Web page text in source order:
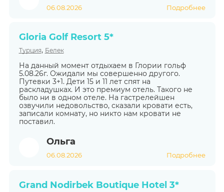
06.08.2026 Подробнее
Gloria Golf Resort 5*
Турция, Белек
На данный момент отдыхаем в Глории гольф
5.08.26г. Ожидали мы совершенно другого.
Путевки 3+1. Дети 15 и 11 лет спят на
раскладушках. И это премиум отель. Такого не
было ни в одном отеле. На гастрелейшен
озвучили недовольство, сказали кровати есть,
записали комнату, но никто нам кровати не
поставил.
Ольга
06.08.2026 Подробнее
Grand Nodirbek Boutique Hotel 3*